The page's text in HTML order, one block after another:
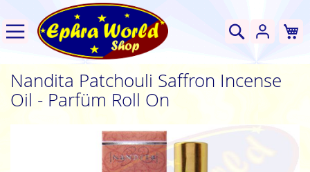
Suche
Nandita Patchouli Saffron Incense
Oil - Parfüm Roll On